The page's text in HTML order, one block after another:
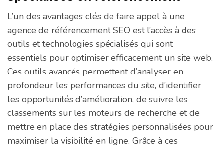
L’un des avantages clés de faire appel à une
agence de référencement SEO est l’accès à des
outils et technologies spécialisés qui sont
essentiels pour optimiser efficacement un site web.
Ces outils avancés permettent d’analyser en
profondeur les performances du site, d’identifier
les opportunités d’amélioration, de suivre les
classements sur les moteurs de recherche et de
mettre en place des stratégies personnalisées pour
maximiser la visibilité en ligne. Grâce à ces